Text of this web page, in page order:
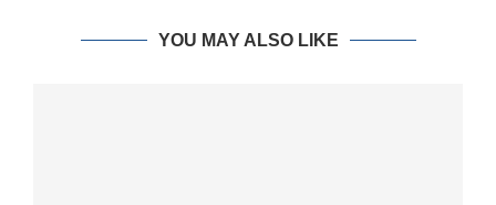
YOU MAY ALSO LIKE